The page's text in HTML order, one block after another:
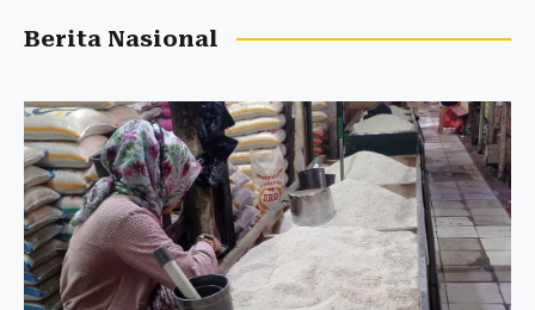
Berita Nasional